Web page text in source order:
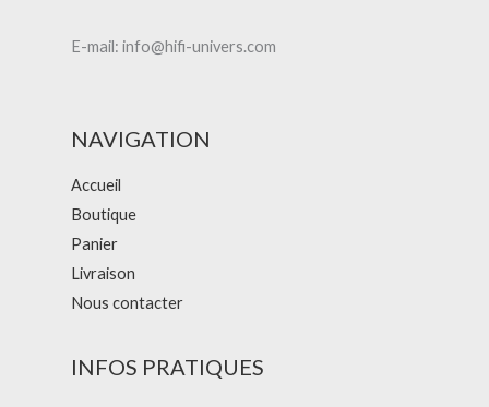
E-mail: info@hifi-univers.com
NAVIGATION
Accueil
Boutique
Panier
Livraison
Nous contacter
INFOS PRATIQUES